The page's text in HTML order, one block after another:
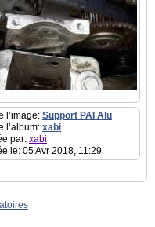
l’image: Support PAI Alu
l’album: xabi
par: xabi
le: 05 Avr 2018, 11:29